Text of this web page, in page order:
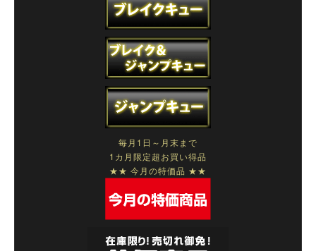
毎月1日～月末まで
1カ月限定超お買い得品
★★ 今月の特価品 ★★